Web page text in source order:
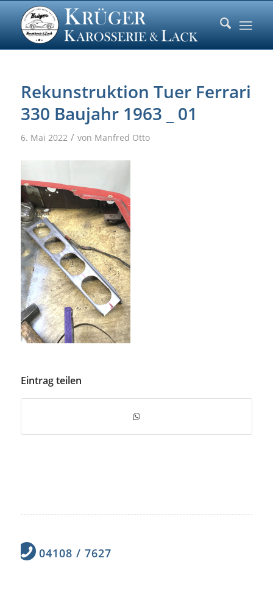
Rekunstruktion Tuer Ferrari
330 Baujahr 1963 _ 01
6. Mai 2022 / von Manfred Otto
Eintrag teilen
04108 / 7627